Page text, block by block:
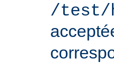
/test/